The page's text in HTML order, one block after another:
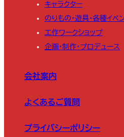
キャラクター
のりもの・遊具・各種イベ
工作ワークショップ
企画・制作・プロデュース
会社案内
よくあるご質問
プライバシーポリシー